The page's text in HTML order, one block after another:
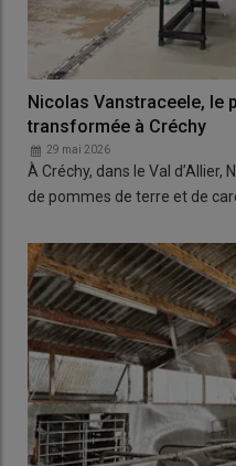
Nicolas Vanstraceele, le
transformée à Créchy
29 mai 2026
À Créchy, dans le Val
de pommes de terre et de